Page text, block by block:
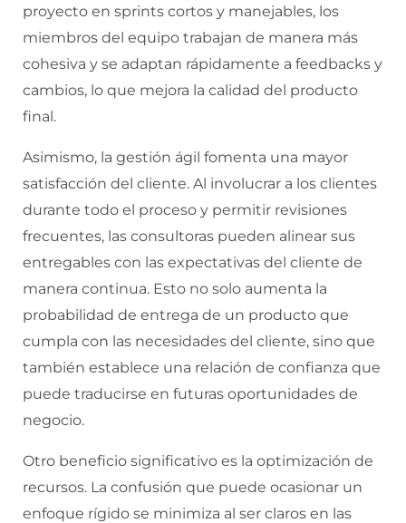
proyecto en sprints cortos y manejables, los
miembros del equipo trabajan de manera más
cohesiva y se adaptan rápidamente a feedbacks y
cambios, lo que mejora la calidad del producto
final.
Asimismo, la gestión ágil fomenta una mayor
satisfacción del cliente. Al involucrar a los clientes
durante todo el proceso y permitir revisiones
frecuentes, las consultoras pueden alinear sus
entregables con las expectativas del cliente de
manera continua. Esto no solo aumenta la
probabilidad de entrega de un producto que
cumpla con las necesidades del cliente, sino que
también establece una relación de confianza que
puede traducirse en futuras oportunidades de
negocio.
Otro beneficio significativo es la optimización de
recursos. La confusión que puede ocasionar un
enfoque rígido se minimiza al ser claros en las